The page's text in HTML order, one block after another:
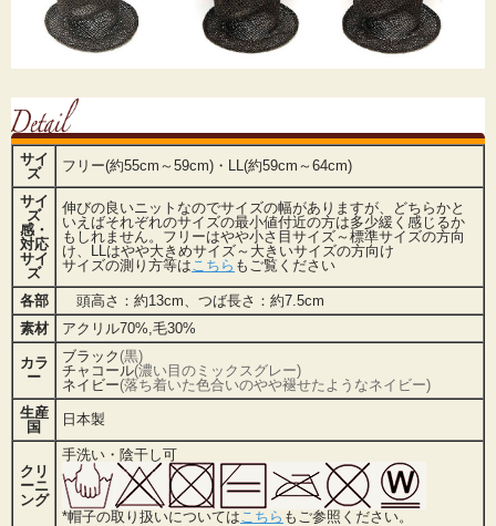
サイ
ズ
フリー(約55cm～59cm)・LL(約59cm～64cm)
サイ
ズ
感・
対応
サイ
ズ
伸びの良いニットなのでサイズの幅がありますが、どちらかと
いえばそれぞれのサイズの最小値付近の方は多少緩く感じるか
もしれません。フリーはやや小さ目サイズ～標準サイズの方向
け、LLはやや大きめサイズ～大きいサイズの方向け
サイズの測り方等は こちら もご覧ください
各部
頭高さ：約13cm、つば長さ：約7.5cm
素材
アクリル70%,毛30%
カラ
ー
ブラック(黒)
チャコール(濃い目のミックスグレー)
ネイビー(落ち着いた色合いのやや褪せたようなネイビー)
生産
国
日本製
クリ
ーニ
ング
手洗い・陰干し可
*帽子の取り扱いについては こちら もご参照ください。